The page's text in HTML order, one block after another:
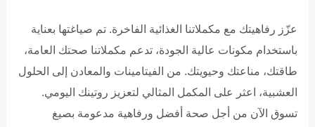
عزّز رفاهيتك مع مكملاتنا الغذائية الفاخرة. تم صياغتها بعناية
باستخدام مكونات عالية الجودة، تدعم مكملاتنا صحتك العامة،
طاقتك، مناعتك وحيويتك. من الفيتامينات والمعادن إلى الحلول
العشبية، اعثر على المكمل المثالي لتعزيز روتينك اليومي.
تسوق الآن من أجل صحة أفضل ورفاهية مدعومة بصيغ